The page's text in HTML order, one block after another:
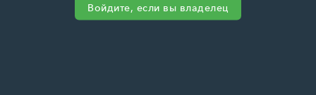
Войдите, если вы владелец